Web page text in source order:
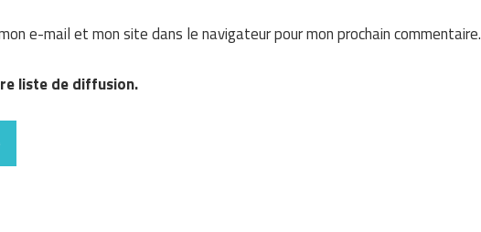
e-mail et mon site dans le navigateur pour mon prochain commentaire.
liste de diffusion.